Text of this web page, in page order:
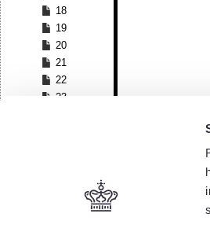
18
19
20
21
22
23